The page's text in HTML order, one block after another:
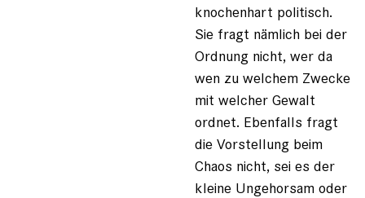
knochenhart politisch.
Sie fragt nämlich bei der
Ordnung nicht, wer da
wen zu welchem Zwecke
mit welcher Gewalt
ordnet. Ebenfalls fragt
die Vorstellung beim
Chaos nicht, sei es der
kleine Ungehorsam oder